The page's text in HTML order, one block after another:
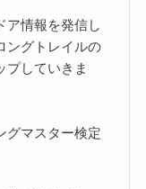
ア情報を発信し
ングトレイルの
プしていきま
グマスター検定